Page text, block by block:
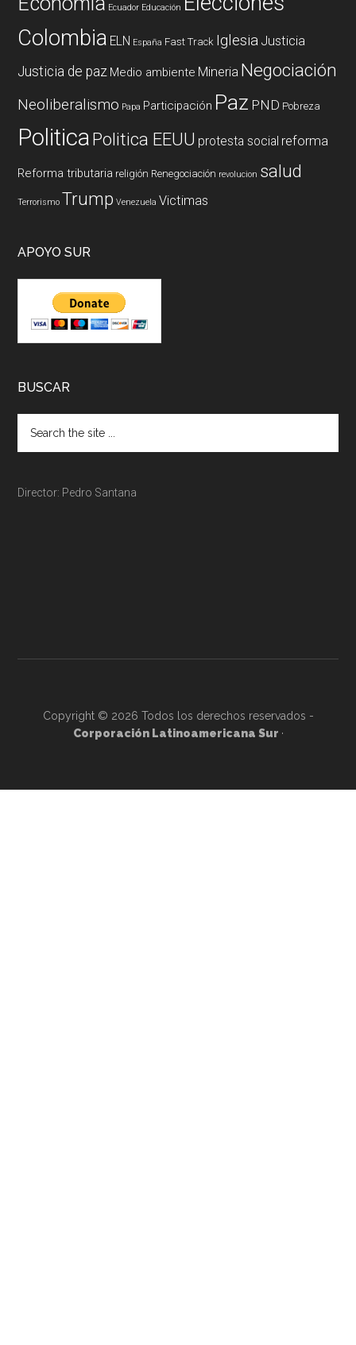
Ecuador Educación
Colombia ELN España Fast Track Iglesia Justicia
Justicia de paz Medio ambiente Mineria Negociación
Neoliberalismo Papa Participación Paz PND Pobreza
PoliticaPolitica EEUU protesta social reforma
Reforma tributaria religión Renegociación revolucion salud
Terrorismo Trump Venezuela Victimas
APOYO SUR
BUSCAR
Director: Pedro Santana
Copyright © 2026 Todos los derechos reservados -
Corporación Latinoamericana Sur ·